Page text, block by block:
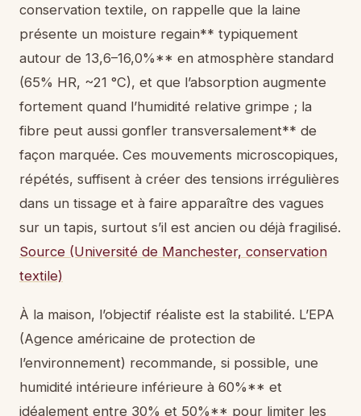
conservation textile, on rappelle que la laine
présente un moisture regain** typiquement
autour de 13,6–16,0%** en atmosphère standard
(65% HR, ~21 °C), et que l’absorption augmente
fortement quand l’humidité relative grimpe ; la
fibre peut aussi gonfler transversalement** de
façon marquée. Ces mouvements microscopiques,
répétés, suffisent à créer des tensions irrégulières
dans un tissage et à faire apparaître des vagues
sur un tapis, surtout s’il est ancien ou déjà fragilisé.
Source (Université de Manchester, conservation
textile)
À la maison, l’objectif réaliste est la stabilité. L’EPA
(Agence américaine de protection de
l’environnement) recommande, si possible, une
humidité intérieure inférieure à 60%** et
idéalement entre 30% et 50%** pour limiter les